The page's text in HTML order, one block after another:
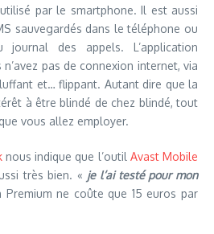
par le smartphone. Il est aussi
sauvegardés dans le téléphone ou
des appels. L’application
pas de connexion internet, via
et… flippant. Autant dire que la
à être blindé de chez blindé, tout
vous allez employer.
nous indique que l’outil Avast Mobile
très bien. « je l’ai testé pour mon
Premium ne coûte que 15 euros par